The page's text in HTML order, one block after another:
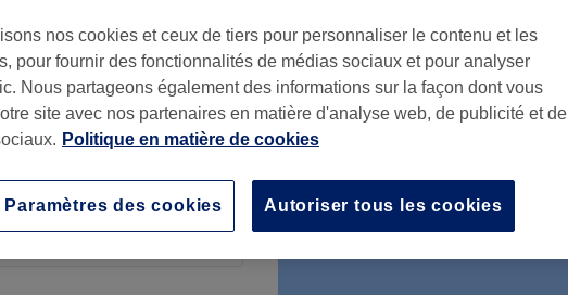
à partir de 39,20 €
Économisez jusqu'à 20%
59 €
69 €
nos cookies et ceux de tiers pour personnaliser le contenu et les
pour fournir des fonctionnalités de médias sociaux et pour analyser
Nous partageons également des informations sur la façon dont vous
site avec nos partenaires en matière d'analyse web, de publicité et de
Politique en matière de cookies
Autoriser tous les cookies
Paramètres des cookies